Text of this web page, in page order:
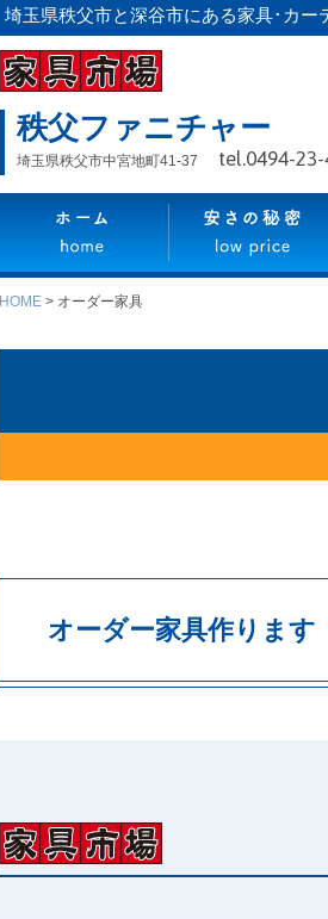
埼玉県秩父市と深谷市にある家具･カ
秩父ファニチャー
埼玉県秩父市中宮地町41-37 tel.0494-
HOME > オーダー家具
オーダー家具作ります